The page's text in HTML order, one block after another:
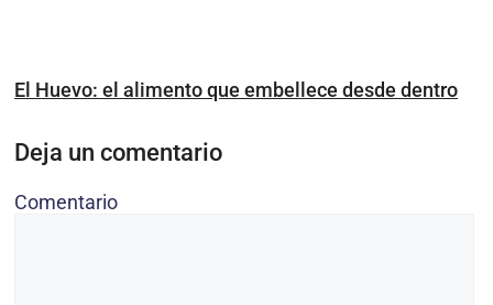
El Huevo: el alimento que embellece desde dentro
Deja un comentario
Comentario